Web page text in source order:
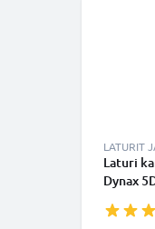
LATURIT
Laturi
Dynax
400